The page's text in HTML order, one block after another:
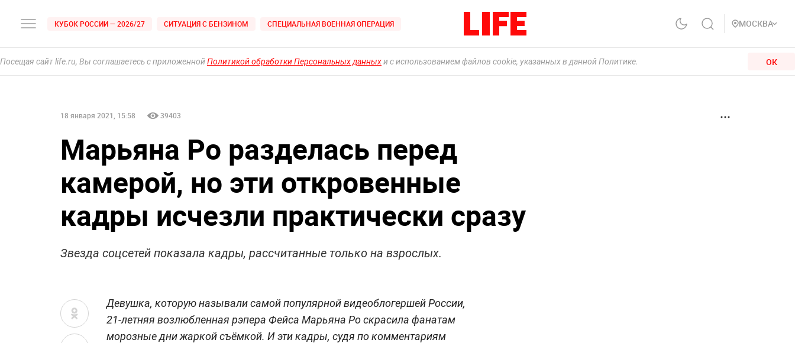
КУБОК РОССИИ — 2026/27 СИТУАЦИЯ С БЕНЗИНОМ СПЕЦИАЛЬНАЯ ВОЕННАЯ ОПЕРАЦИЯ МОСКВА
Посещая сайт life.ru, Вы соглашаетесь с приложеннойПолитикой обработки Персональных данныхи с использованием файлов cookie, указанных в данной Политике. ОК
18 января 2021, 15:58 39403
Марьяна Ро разделась перед
камерой, но эти откровенные
кадры исчезли практически сразу
Звезда соцсетей показала кадры, рассчитанные только на взрослых.
Девушка, которую называли самой популярной видеоблогершей России,
21-летняя возлюбленная рэпера Фейса Марьяна Ро скрасила фанатам
морозные дни жаркой съёмкой. И эти кадры, судя по комментариям